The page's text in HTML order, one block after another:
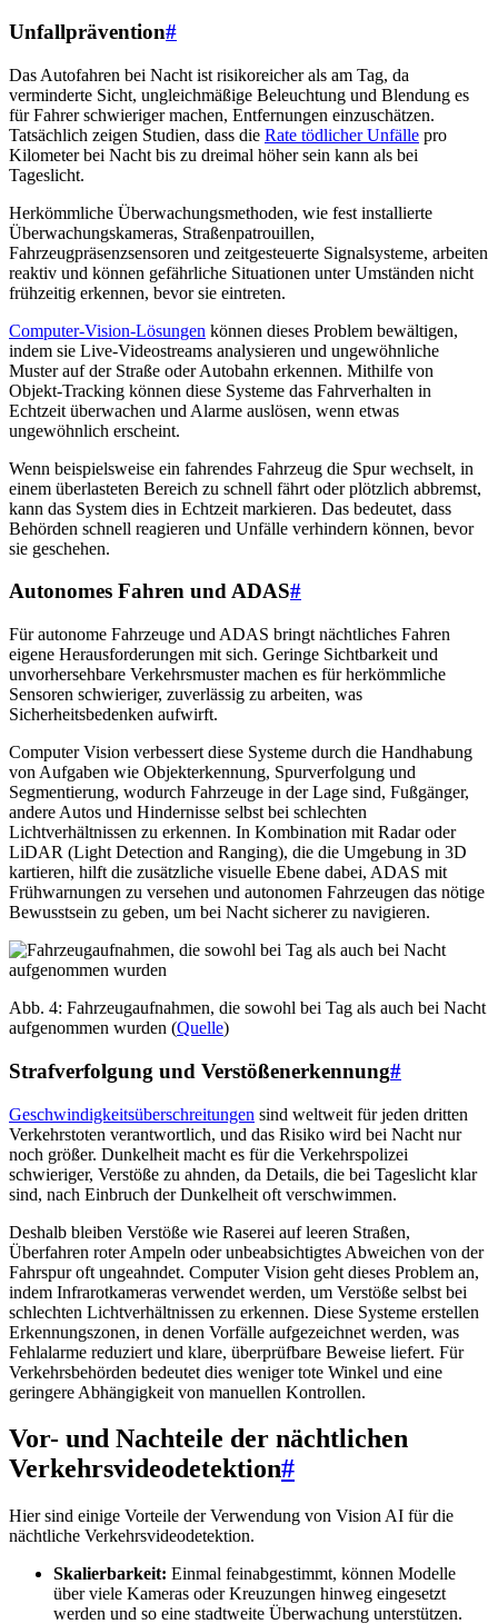
Unfallprävention#
Das Autofahren bei Nacht ist risikoreicher als am Tag, da
verminderte Sicht, ungleichmäßige Beleuchtung und Blendung es
für Fahrer schwieriger machen, Entfernungen einzuschätzen.
Tatsächlich zeigen Studien, dass die Rate tödlicher Unfälle pro
Kilometer bei Nacht bis zu dreimal höher sein kann als bei
Tageslicht.
Herkömmliche Überwachungsmethoden, wie fest installierte
Überwachungskameras, Straßenpatrouillen,
Fahrzeugpräsenzsensoren und zeitgesteuerte Signalsysteme, arbeiten
reaktiv und können gefährliche Situationen unter Umständen nicht
frühzeitig erkennen, bevor sie eintreten.
Computer-Vision-Lösungen können dieses Problem bewältigen,
indem sie Live-Videostreams analysieren und ungewöhnliche
Muster auf der Straße oder Autobahn erkennen. Mithilfe von
Objekt-Tracking können diese Systeme das Fahrverhalten in
Echtzeit überwachen und Alarme auslösen, wenn etwas
ungewöhnlich erscheint.
Wenn beispielsweise ein fahrendes Fahrzeug die Spur wechselt, in
einem überlasteten Bereich zu schnell fährt oder plötzlich abbremst,
kann das System dies in Echtzeit markieren. Das bedeutet, dass
Behörden schnell reagieren und Unfälle verhindern können, bevor
sie geschehen.
Autonomes Fahren und ADAS#
Für autonome Fahrzeuge und ADAS bringt nächtliches Fahren
eigene Herausforderungen mit sich. Geringe Sichtbarkeit und
unvorhersehbare Verkehrsmuster machen es für herkömmliche
Sensoren schwieriger, zuverlässig zu arbeiten, was
Sicherheitsbedenken aufwirft.
Computer Vision verbessert diese Systeme durch die Handhabung
von Aufgaben wie Objekterkennung, Spurverfolgung und
Segmentierung, wodurch Fahrzeuge in der Lage sind, Fußgänger,
andere Autos und Hindernisse selbst bei schlechten
Lichtverhältnissen zu erkennen. In Kombination mit Radar oder
LiDAR (Light Detection and Ranging), die die Umgebung in 3D
kartieren, hilft die zusätzliche visuelle Ebene dabei, ADAS mit
Frühwarnungen zu versehen und autonomen Fahrzeugen das nötige
Bewusstsein zu geben, um bei Nacht sicherer zu navigieren.
Abb. 4: Fahrzeugaufnahmen, die sowohl bei Tag als auch bei Nacht
aufgenommen wurden (Quelle)
Strafverfolgung und Verstößenerkennung#
Geschwindigkeitsüberschreitungen sind weltweit für jeden dritten
Verkehrstoten verantwortlich, und das Risiko wird bei Nacht nur
noch größer. Dunkelheit macht es für die Verkehrspolizei
schwieriger, Verstöße zu ahnden, da Details, die bei Tageslicht klar
sind, nach Einbruch der Dunkelheit oft verschwimmen.
Deshalb bleiben Verstöße wie Raserei auf leeren Straßen,
Überfahren roter Ampeln oder unbeabsichtigtes Abweichen von der
Fahrspur oft ungeahndet. Computer Vision geht dieses Problem an,
indem Infrarotkameras verwendet werden, um Verstöße selbst bei
schlechten Lichtverhältnissen zu erkennen. Diese Systeme erstellen
Erkennungszonen, in denen Vorfälle aufgezeichnet werden, was
Fehlalarme reduziert und klare, überprüfbare Beweise liefert. Für
Verkehrsbehörden bedeutet dies weniger tote Winkel und eine
geringere Abhängigkeit von manuellen Kontrollen.
Vor- und Nachteile der nächtlichen
Verkehrsvideodetektion#
Hier sind einige Vorteile der Verwendung von Vision AI für die
nächtliche Verkehrsvideodetektion.
Skalierbarkeit: Einmal feinabgestimmt, können Modelle
über viele Kameras oder Kreuzungen hinweg eingesetzt
werden und so eine stadtweite Überwachung unterstützen.